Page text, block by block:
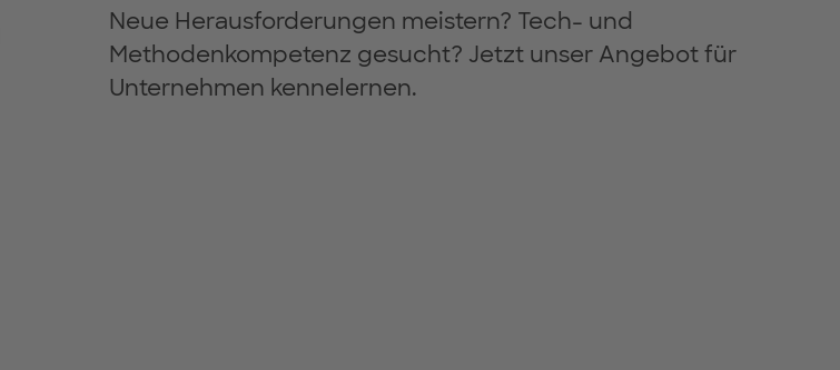
Neue Herausforderungen meistern? Tech- und
Methodenkompetenz gesucht? Jetzt unser Angebot für
Unternehmen kennelernen.